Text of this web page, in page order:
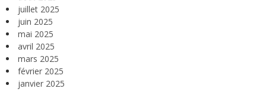
juillet 2025
juin 2025
mai 2025
avril 2025
mars 2025
février 2025
janvier 2025